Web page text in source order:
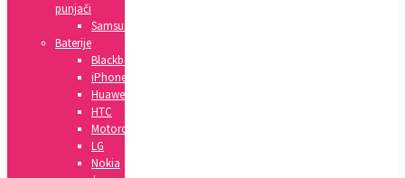
punjači
Samsung
Baterije
Blackberry
iPhone
Huawei
HTC
Motorola
LG
Nokia